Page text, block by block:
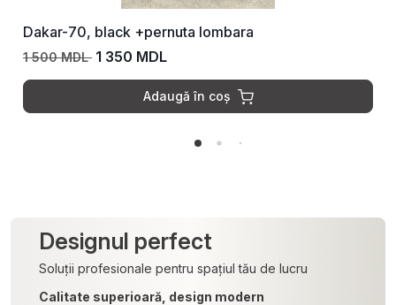
Dakar-70, black +pernuta lombara
1 500 MDL 1 350 MDL
Adaugă în coș
Designul perfect
Soluții profesionale pentru spațiul tău de lucru
Calitate superioară, design modern